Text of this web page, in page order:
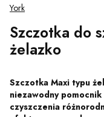
York
Szczotka do
żelazko
Szczotka Maxi typu
niezawodny
czyszczenia